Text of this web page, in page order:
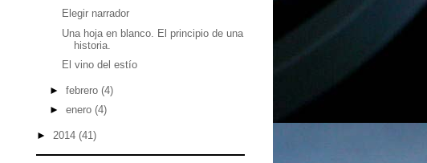
Elegir narrador
Una hoja en blanco. El principio de una
historia.
El vino del estío
► febrero (4)
► enero (4)
► 2014 (41)